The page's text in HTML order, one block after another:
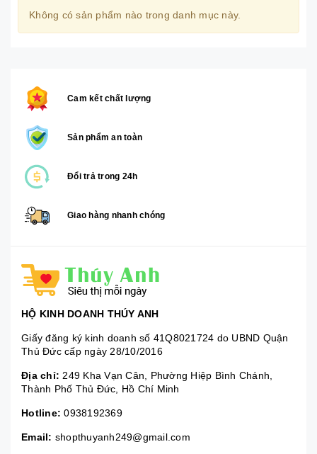
Không có sản phẩm nào trong danh mục này.
Cam kết chất lượng
Sản phẩm an toàn
Đổi trả trong 24h
Giao hàng nhanh chóng
HỘ KINH DOANH THÚY ANH
Giấy đăng ký kinh doanh số 41Q8021724 do UBND Quận
Thủ Đức cấp ngày 28/10/2016
Địa chỉ: 249 Kha Vạn Cân, Phường Hiệp Bình Chánh,
Thành Phố Thủ Đức, Hồ Chí Minh
Hotline: 0938192369
Email: shopthuyanh249@gmail.com